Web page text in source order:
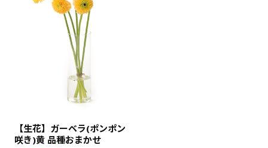
【生花】ガーベラ(ポンポン
咲き)黄 品種おまかせ